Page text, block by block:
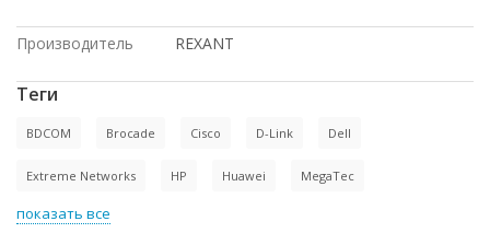
Производитель REXANT
Теги
BDCOM Brocade Cisco D-Link Dell
Extreme Networks HP Huawei MegaTec
показать все